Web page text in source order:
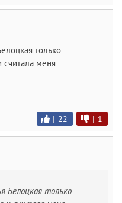
только
считала меня
| 22 | 1
Белоцкая только